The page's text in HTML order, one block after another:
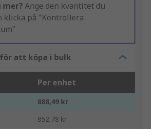
mer? Ange den kvantitet du
klicka på "Kontrollera
att köpa i bulk
Per enhet
888,49 kr
852,78 kr